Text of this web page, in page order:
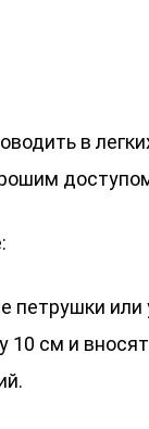
в
петрушки
10 см и